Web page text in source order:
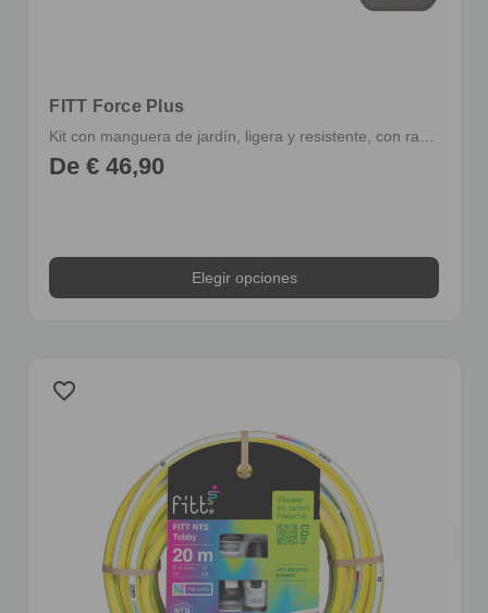
FITT Force Plus
Kit con manguera de jardín, ligera y resistente, con racores y lanza, integrada con pistola multichorro y soporte para colgarla
De € 46,90
Elegir opciones
favorite_border